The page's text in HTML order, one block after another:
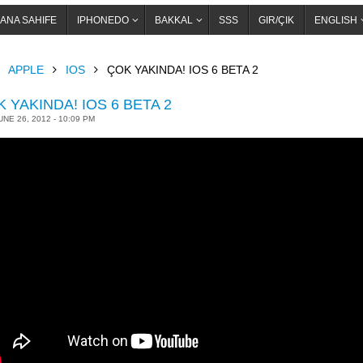
ANA SAHIFE IPHONEDO BAKKAL SSS GIR/ÇIK ENGLISH
APPLE IOS ÇOK YAKINDA! IOS 6 BETA 2
YAKINDA! IOS 6 BETA 2
26, 2012 - 10:09 PM